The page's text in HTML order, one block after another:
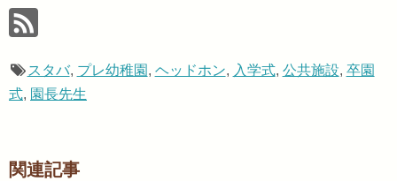
スタバ, プレ幼稚園 , ヘッドホン, 入学式, 公共施設, 卒園
式, 園長先生
関連記事